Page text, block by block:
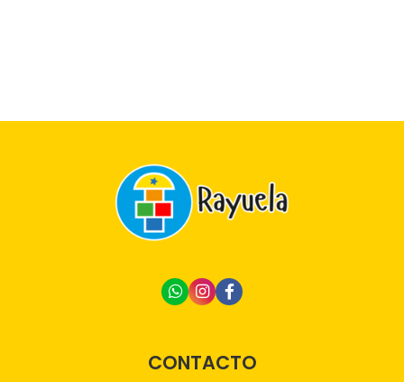
CONTACTO